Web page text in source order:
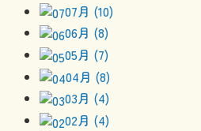
07月 (10)
06月 (8)
05月 (7)
04月 (8)
03月 (4)
02月 (4)